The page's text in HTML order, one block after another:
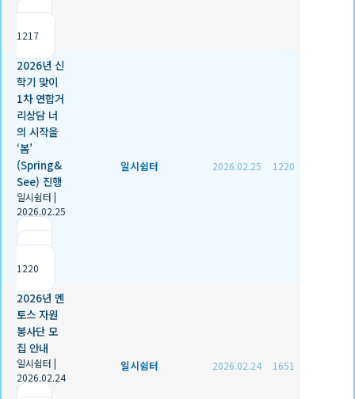
1217
2026년 신
학기 맞이
1차 연합거
리상담 너
의 시작을
‘봄’
(Spring&
See) 진행
일시쉼터 |
2026.02.25
|
1220
일시쉼터 2026.02.25 1220
2026년 멘
토스 자원
봉사단 모
집 안내
일시쉼터 |
2026.02.24
|
일시쉼터 2026.02.24 1651